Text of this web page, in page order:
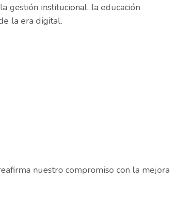
gestión institucional, la educación
la era digital.
nuestro compromiso con la mejora